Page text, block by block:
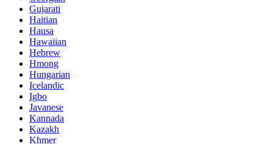
Gujarati
Haitian
Hausa
Hawaiian
Hebrew
Hmong
Hungarian
Icelandic
Igbo
Javanese
Kannada
Kazakh
Khmer